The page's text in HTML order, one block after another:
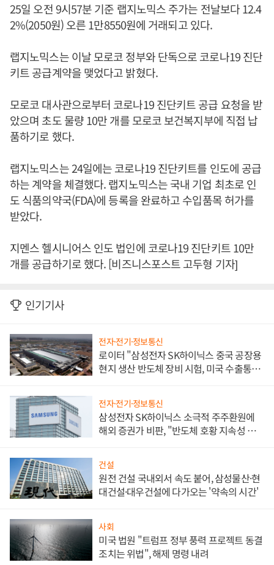
25일 오전 9시57분 기준 랩지노믹스 주가는 전날보다 12.4
2%(2050원) 오른 1만8550원에 거래되고 있다.
랩지노믹스는 이날 모로코 정부와 단독으로 코로나19 진단
키트 공급계약을 맺었다고 밝혔다.
모로코 대사관으로부터 코로나19 진단키트 공급 요청을 받
았으며 초도 물량 10만 개를 모로코 보건복지부에 직접 납
품하기로 했다.
랩지노믹스는 24일에는 코로나19 진단키트를 인도에 공급
하는 계약을 체결했다. 랩지노믹스는 국내 기업 최초로 인
도 식품의약국(FDA)에 등록을 완료하고 수입품목 허가를
받았다.
지멘스 헬시니어스 인도 법인에 코로나19 진단키트 10만
개를 공급하기로 했다. [비즈니스포스트 고두형 기자]
인기기사
전자·전기·정보통신
로이터 "삼성전자 SK하이닉스 중국 공장용
현지 생산 반도체 장비 시험, 미국 수출통제
전자·전기·정보통신
삼성전자 SK하이닉스 소극적 주주환원에
해외 증권가 비판, "반도체 호황 지속성 의
건설
원전 건설 국내외서 속도 붙어, 삼성물산·현
대건설·대우건설에 다가오는 '약속의 시간'
사회
미국 법원 "트럼프 정부 풍력 프로젝트 동결
조치는 위법", 해제 명령 내려